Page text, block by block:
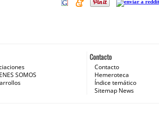
Contacto
Contacto
Hemeroteca
Índice temático
Sitemap News
SOMOS